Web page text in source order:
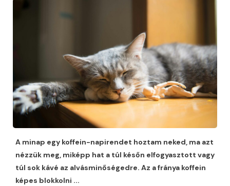
A minap egy koffein-napirendet hoztam neked, ma azt
nézzük meg, miképp hat a túl későn elfogyasztott vagy
túl sok kávé az alvásminőségedre. Az a fránya koffein
képes blokkolni ...